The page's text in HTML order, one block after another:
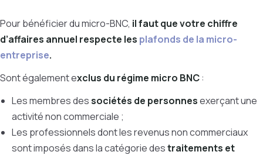
Pour bénéficier du micro-BNC, il faut que votre chiffre
d’affaires annuel respecte les plafonds de la micro-
entreprise.
Sont également exclus du régime micro BNC:
Les membres dessociétés de personnesexerçant une
activité non commerciale ;
Les professionnels dont les revenus non commerciaux
sont imposés dans la catégorie destraitements et